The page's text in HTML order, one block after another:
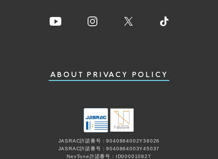
ABOUT PRIVACY POLICY
JASRAC許諾番号：9040864002Y38026
JASRAC許諾番号：9040864003Y45037
NexTone許諾番号：ID000010827